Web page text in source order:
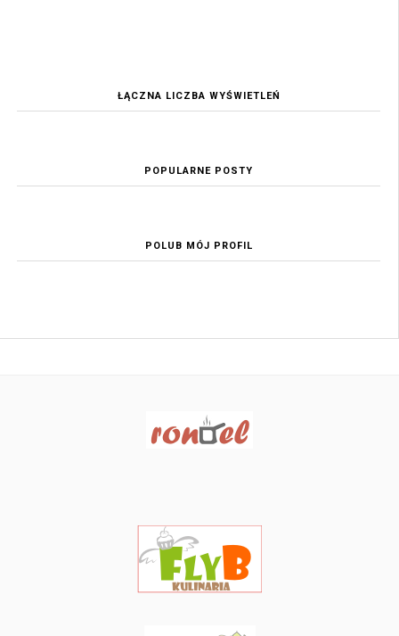
ŁĄCZNA LICZBA WYŚWIETLEŃ
POPULARNE POSTY
POLUB MÓJ PROFIL